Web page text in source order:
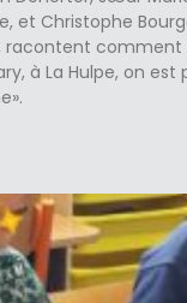
et Christophe
racontent
à La Hulpe, on est